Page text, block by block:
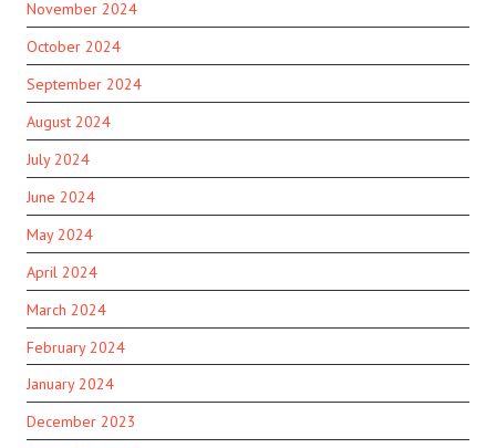
November 2024
October 2024
September 2024
August 2024
July 2024
June 2024
May 2024
April 2024
March 2024
February 2024
January 2024
December 2023